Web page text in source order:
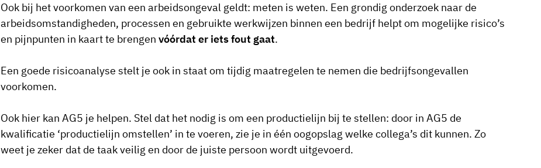
Ook bij het voorkomen van een arbeidsongeval geldt: meten is weten. Een grondig onderzoek naar de
arbeidsomstandigheden, processen en gebruikte werkwijzen binnen een bedrijf helpt om mogelijke risico’s
en pijnpunten in kaart te brengen vóórdat er iets fout gaat.
Een goede risicoanalyse stelt je ook in staat om tijdig maatregelen te nemen die bedrijfsongevallen
voorkomen.
Ook hier kan AG5 je helpen. Stel dat het nodig is om een productielijn bij te stellen: door in AG5 de
kwalificatie ‘productielijn omstellen’ in te voeren, zie je in één oogopslag welke collega’s dit kunnen. Zo
weet je zeker dat de taak veilig en door de juiste persoon wordt uitgevoerd.